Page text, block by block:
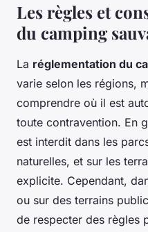
Les règles et
du camping
La réglementation du
varie selon les régions,
comprendre où il est
toute contravention. En
est interdit dans les
naturelles, et sur les
explicite. Cependant,
ou sur des terrains
de respecter des règles